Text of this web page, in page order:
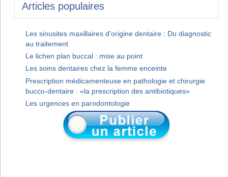
Articles populaires
Les sinusites maxillaires d'origine dentaire : Du diagnostic
au traitement
Le lichen plan buccal : mise au point
Les soins dentaires chez la femme enceinte
Prescription médicamenteuse en pathologie et chirurgie
bucco-dentaire : «la prescription des antibiotiques»
Les urgences en parodontologie